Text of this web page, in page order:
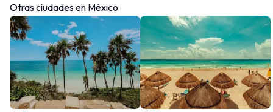
Otras ciudades en México